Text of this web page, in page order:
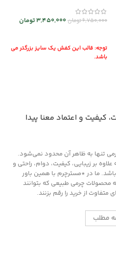
6,750,000تومان3,450,000تومان
توجه: قالب این کفش یک سایز بزرگتر می
باشد.
کیفیت و اعتماد معنا پیدا
تنها به ظاهر آن محدود نمی‌شود.
بر زیبایی، کیفیت، دوام، راحتی و
ما در *مسترچرم با همین باور
محصولات چرمی طبیعی که بتوانند
از خرید را رقم بزنند.
مطلب